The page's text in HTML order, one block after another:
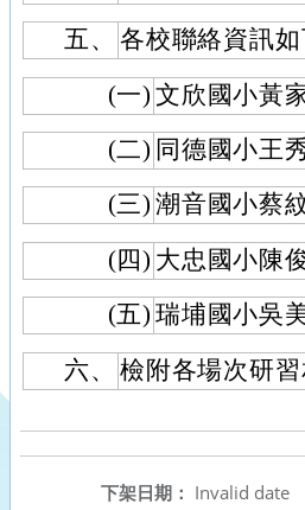
五、
各校聯絡資訊如
(一) 文欣國小黃
(二) 同德國小王
(三) 潮音國小蔡
(四) 大忠國小陳
(五) 瑞埔國小吳
六、
檢附各場次研習
下架日期： Invalid date